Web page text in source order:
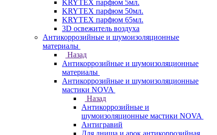
KRYTEX парфюм 5мл.
KRYTEX парфюм 50мл.
KRYTEX парфюм 65мл.
3D освежитель воздуха
Антикоррозийные и шумоизоляционные
материалы
Назад
Антикоррозийные и шумоизоляционные
материалы
Антикоррозийные и шумоизоляционные
мастики NOVA
Назад
Антикоррозийные и
шумоизоляционные мастики NOVA
Антигравий
Для днища и арок антикоррозийная